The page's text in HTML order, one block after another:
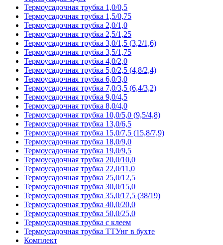
Термоусадочная трубка 1,0/0,5
Термоусадочная трубка 1,5/0,75
Термоусадочная трубка 2,0/1,0
Термоусадочная трубка 2,5/1,25
Термоусадочная трубка 3,0/1,5 (3,2/1,6)
Термоусадочная трубка 3,5/1,75
Термоусадочная трубка 4,0/2,0
Термоусадочная трубка 5,0/2,5 (4,8/2,4)
Термоусадочная трубка 6,0/3,0
Термоусадочная трубка 7,0/3,5 (6,4/3,2)
Термоусадочная трубка 9,0/4,5
Термоусадочная трубка 8,0/4,0
Термоусадочная трубка 10,0/5,0 (9,5/4,8)
Термоусадочная трубка 13,0/6,5
Термоусадочная трубка 15,0/7,5 (15,8/7,9)
Термоусадочная трубка 18,0/9,0
Термоусадочная трубка 19,0/9,5
Термоусадочная трубка 20,0/10,0
Термоусадочная трубка 22,0/11,0
Термоусадочная трубка 25,0/12,5
Термоусадочная трубка 30,0/15,0
Термоусадочная трубка 35,0/17,5 (38/19)
Термоусадочная трубка 40,0/20,0
Термоусадочная трубка 50,0/25,0
Термоусадочная трубка с клеем
Термоусадочная трубка ТТУнг в бухте
Комплект